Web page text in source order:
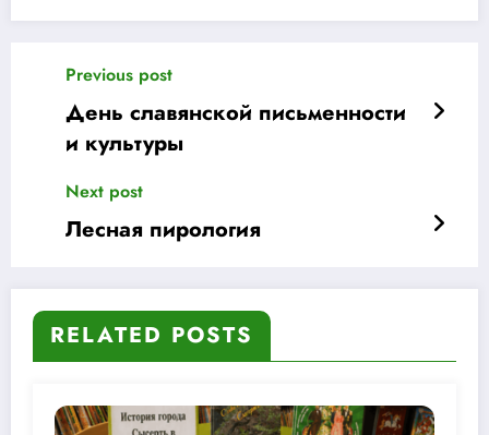
Previous post
День славянской письменности
и культуры
Next post
Лесная пирология
RELATED POSTS